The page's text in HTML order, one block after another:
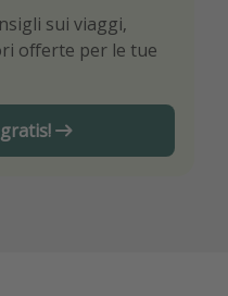
sui viaggi,
offerte per le tue
offerte di